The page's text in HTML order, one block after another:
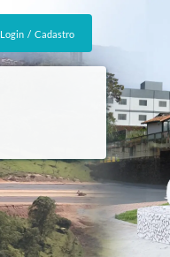
Login / Cadastro